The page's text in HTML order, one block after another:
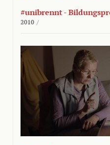
#unibrennt -
2010 /